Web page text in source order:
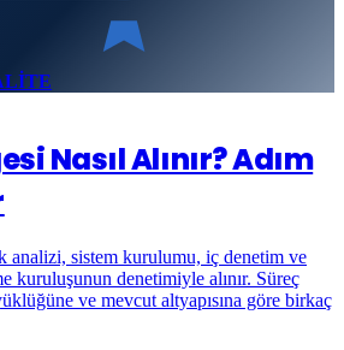
Nasıl Alınır? Adım
analizi, sistem kurulumu, iç denetim ve
kuruluşunun denetimiyle alınır. Süreç
ve mevcut altyapısına göre birkaç